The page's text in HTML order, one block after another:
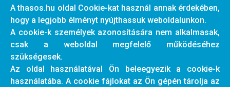
Nagy strand környéke
Centrum és a nagy strand között
Centrum partszakasz
Tengertől távoli szállások
Egyéb szálláshelyek a szigeten
A thasos.hu oldal Cookie-kat használ annak érdekében,
hogy a legjobb élményt nyújthassuk weboldalunkon.
A cookie-k személyek azonosítására nem alkalmasak,
csak a weboldal megfelelő működéséhez
szükségesek.
Az oldal használatával Ön beleegyezik a cookie-k
használatába. A cookie fájlokat az Ön gépén tárolja az